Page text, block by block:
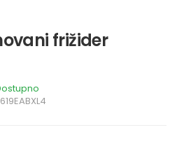
frižider